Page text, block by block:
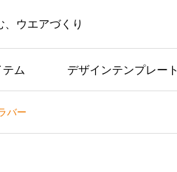
、ウエアづくり
ム デザインテンプレート
バー